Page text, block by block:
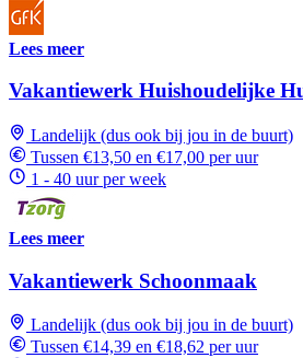
Lees meer
Vakantiewerk Huishoudelijke
Landelijk (dus ook bij jou in de buurt)
Tussen €13,50 en €17,00 per uur
1 - 40 uur per week
Lees meer
Vakantiewerk Schoonmaak
Landelijk (dus ook bij jou in de buurt)
Tussen €14,39 en €18,62 per uur